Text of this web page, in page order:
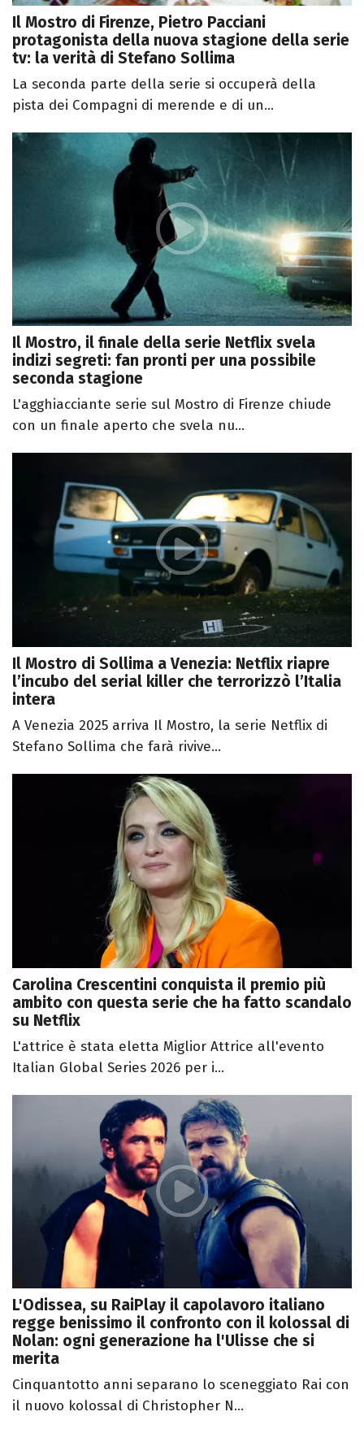
Il Mostro di Firenze, Pietro Pacciani
protagonista della nuova stagione della serie
tv: la verità di Stefano Sollima
La seconda parte della serie si occuperà della
pista dei Compagni di merende e di un...
Il Mostro, il finale della serie Netflix svela
indizi segreti: fan pronti per una possibile
seconda stagione
L'agghiacciante serie sul Mostro di Firenze chiude
con un finale aperto che svela nu...
Il Mostro di Sollima a Venezia: Netflix riapre
l’incubo del serial killer che terrorizzò l’Italia
intera
A Venezia 2025 arriva Il Mostro, la serie Netflix di
Stefano Sollima che farà rivive...
Carolina Crescentini conquista il premio più
ambito con questa serie che ha fatto scandalo
su Netflix
L'attrice è stata eletta Miglior Attrice all'evento
Italian Global Series 2026 per i...
L'Odissea, su RaiPlay il capolavoro italiano
regge benissimo il confronto con il kolossal di
Nolan: ogni generazione ha l'Ulisse che si
merita
Cinquantotto anni separano lo sceneggiato Rai con
il nuovo kolossal di Christopher N...